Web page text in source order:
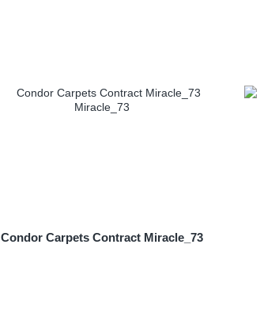
Condor Carpets Contract Miracle_73